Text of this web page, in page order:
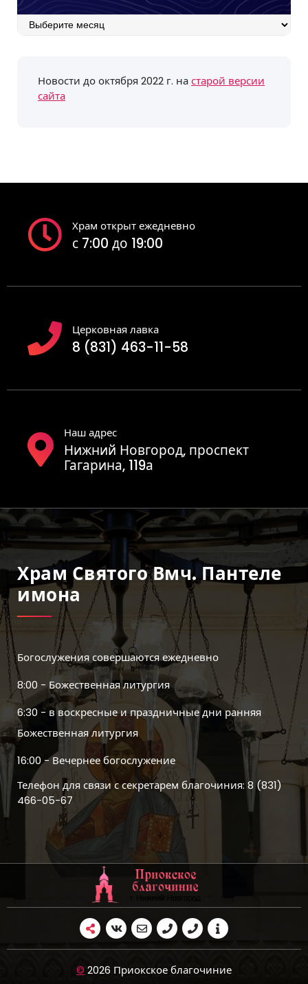
Архив
Новости до октября 2022 г. настарой версии
сайта
Храм открыт ежедневно
с 7:00 до 19:00
Церковная лавка
8 (831) 463-11-58
Наш адрес
Нижний Новгород, проспект
Гагарина, 119а
Храм Святого Вмч. Пантеле
Имона
Богослужения совершаются ежедневно
8:00 - Божественная литургия
6:30 - в воскресные и праздничные дни ранняя
Божественная литургия
16:00 - Вечернее богослужение
Телефон для связи с секретарем благочиния: 8 (831)
466-05-67
© 2026 Приокское благочиние